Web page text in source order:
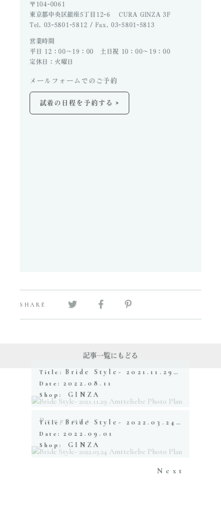
〒104-0061
東京都中央区銀座5丁目12-6 CURA GINZA 3F
Tel. 03-5801-5812 / Fax. 03-5801-5813
営業時間
平日 12：00～19：00 土日祝 10：00～19：00
定休日：火曜日
メールフォームでのご予約
試着の日程を予約する >
SHARE
記事一覧にもどる
Title: Bride Style- 2021.11.29 Amtteliebe Photo Plan
Date: 2022.08.11
Shop: GINZA
Previous
Title: Bride Style- 2022.03.24 Amtteliebe Photo Plan
Date: 2022.09.01
Shop: GINZA
Next